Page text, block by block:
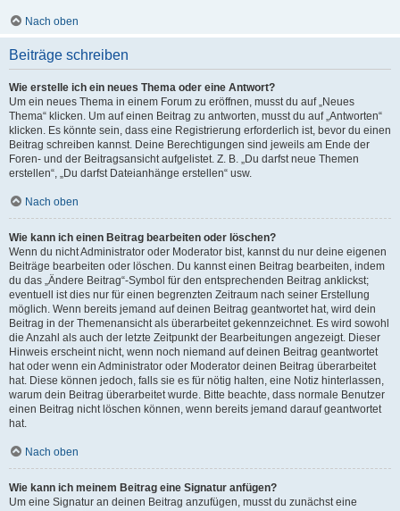
Nach oben
Beiträge schreiben
Wie erstelle ich ein neues Thema oder eine Antwort?
Um ein neues Thema in einem Forum zu eröffnen, musst du auf „Neues
Thema“ klicken. Um auf einen Beitrag zu antworten, musst du auf „Antworten“
klicken. Es könnte sein, dass eine Registrierung erforderlich ist, bevor du einen
Beitrag schreiben kannst. Deine Berechtigungen sind jeweils am Ende der
Foren- und der Beitragsansicht aufgelistet. Z. B. „Du darfst neue Themen
erstellen“, „Du darfst Dateianhänge erstellen“ usw.
Nach oben
Wie kann ich einen Beitrag bearbeiten oder löschen?
Wenn du nicht Administrator oder Moderator bist, kannst du nur deine eigenen
Beiträge bearbeiten oder löschen. Du kannst einen Beitrag bearbeiten, indem
du das „Ändere Beitrag“-Symbol für den entsprechenden Beitrag anklickst;
eventuell ist dies nur für einen begrenzten Zeitraum nach seiner Erstellung
möglich. Wenn bereits jemand auf deinen Beitrag geantwortet hat, wird dein
Beitrag in der Themenansicht als überarbeitet gekennzeichnet. Es wird sowohl
die Anzahl als auch der letzte Zeitpunkt der Bearbeitungen angezeigt. Dieser
Hinweis erscheint nicht, wenn noch niemand auf deinen Beitrag geantwortet
hat oder wenn ein Administrator oder Moderator deinen Beitrag überarbeitet
hat. Diese können jedoch, falls sie es für nötig halten, eine Notiz hinterlassen,
warum dein Beitrag überarbeitet wurde. Bitte beachte, dass normale Benutzer
einen Beitrag nicht löschen können, wenn bereits jemand darauf geantwortet
hat.
Nach oben
Wie kann ich meinem Beitrag eine Signatur anfügen?
Um eine Signatur an deinen Beitrag anzufügen, musst du zunächst eine